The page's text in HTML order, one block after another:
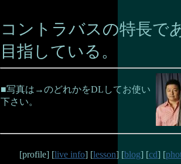
コントラバスの特長で
目指している。
■写真は→のどれかをDLしてお使い
下さい。
[profile] [live info] [lesson] [blog] [cd] [